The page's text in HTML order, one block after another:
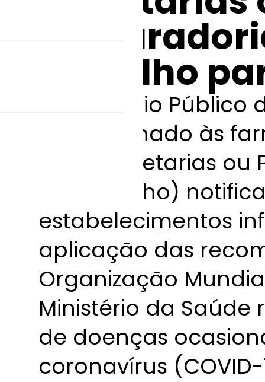
trabalho
O Ministério
encaminhado às
suas Secretarias
de Trabalho)
estabelecimentos
aplicação das
Organização
Ministério da
de doenças
coronavírus (COVID-